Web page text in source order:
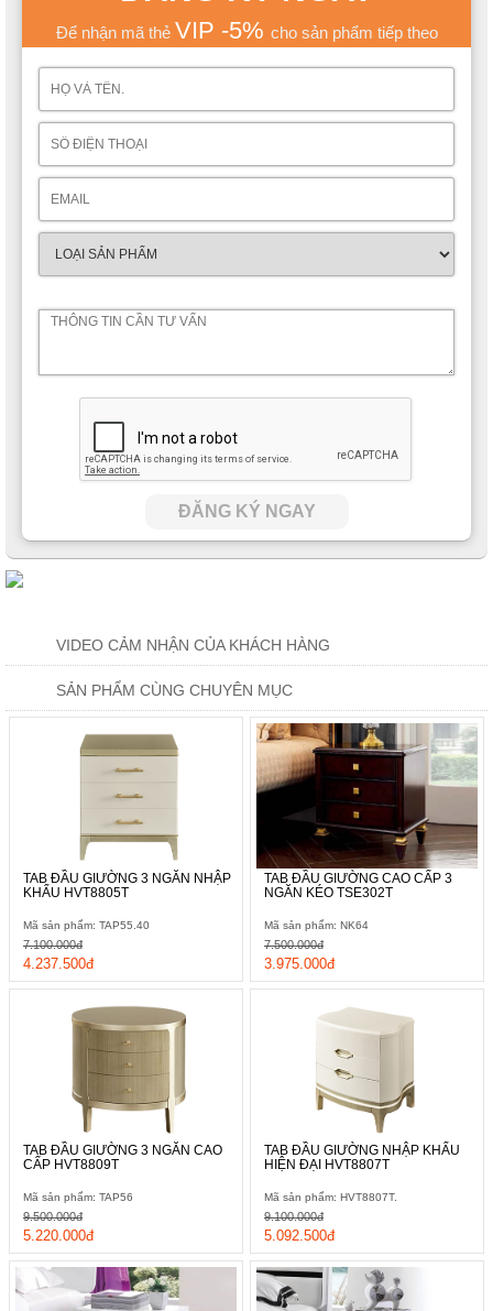
Để nhận mã thẻ VIP -5% cho sản phẩm tiếp theo
ĐĂNG KÝ NGAY
VIDEO CẢM NHẬN CỦA KHÁCH HÀNG
SẢN PHẨM CÙNG CHUYÊN MỤC
TAB ĐẦU GIƯỜNG 3 NGĂN NHẬP
KHẨU HVT8805T
Mã sản phẩm: TAP55.40
4.237.500đ
7.100.000đ
TAB ĐẦU GIƯỜNG CAO CẤP 3
NGĂN KÉO TSE302T
Mã sản phẩm: NK64
3.975.000đ
7.500.000đ
TAB ĐẦU GIƯỜNG 3 NGĂN CAO
CẤP HVT8809T
Mã sản phẩm: TAP56
5.220.000đ
9.500.000đ
TAB ĐẦU GIƯỜNG NHẬP KHẨU
HIỆN ĐẠI HVT8807T
Mã sản phẩm: HVT8807T.
5.092.500đ
9.100.000đ